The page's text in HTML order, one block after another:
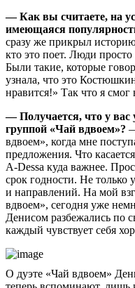
— Как вы считаете, на
имеющаяся
сразу же прикрыл
кто это поет. Люди просто
Были такие, которые
узнала, что это
нравится!» Так что я
— Получается, что у вас
группой «Чай вдвоем»?
вдвоем», когда мне
предложения. Что
A-Dessa куда важнее.
срок годности. Не
и направлений. На мой
вдвоем», сегодня уже
Денисом разбежались по
каждый чувствует себя
О дуэте «Чай вдвоем»